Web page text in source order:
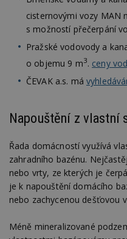
cisternovými vozy MAN
s možností přečerpání
Pražské vodovody a
o objemu 9 m3. ceny
ČEVAK a.s. má
Napouštění z vlastní
Řada domácností využívá
zahradního bazénu.
nebo vrty, ze kterých je
je k napouštění domácího
nebo zachycenou dešťovou
Méně mineralizované